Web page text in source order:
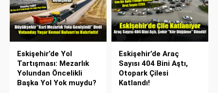
Eskişehir’de Yol
Tartışması: Mezarlık
Yolundan Öncelikli
Başka Yol Yok muydu?
Eskişehir’de Araç
Sayısı 404 Bini Aştı,
Otopark Çilesi
Katlandı!